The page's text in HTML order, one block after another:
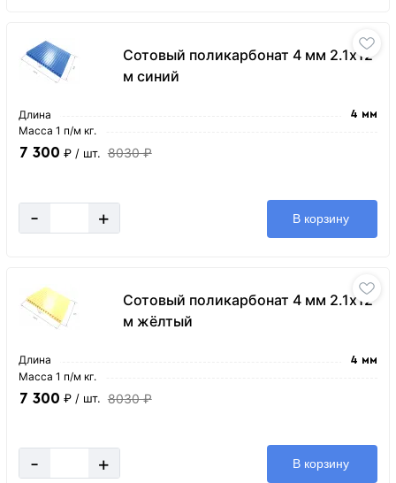
Сотовый поликарбонат 4 мм 2.1х12
м синий
Длина 4 мм
Масса 1 п/м кг.
7 300 ₽ / шт. 8030 ₽
- + В корзину
Сотовый поликарбонат 4 мм 2.1х12
м жёлтый
Длина 4 мм
Масса 1 п/м кг.
7 300 ₽ / шт. 8030 ₽
- + В корзину